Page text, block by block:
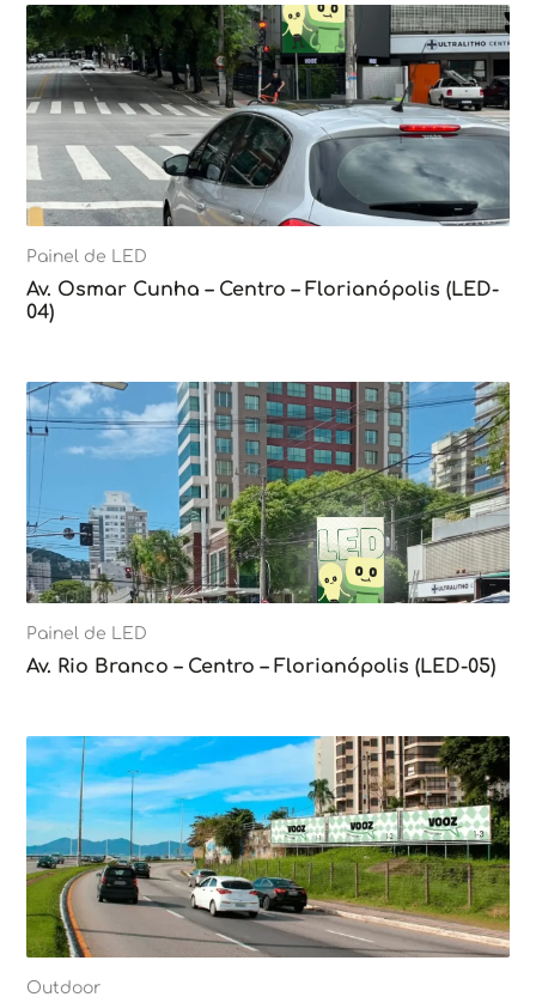
Painel de LED
Av. Osmar Cunha – Centro – Florianópolis (LED-
04)
Painel de LED
Av. Rio Branco – Centro – Florianópolis (LED-05)
Outdoor